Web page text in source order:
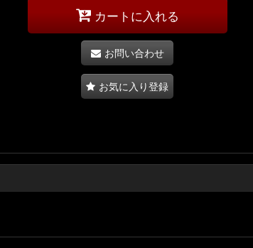
カートに入れる
お問い合わせ
お気に入り登録